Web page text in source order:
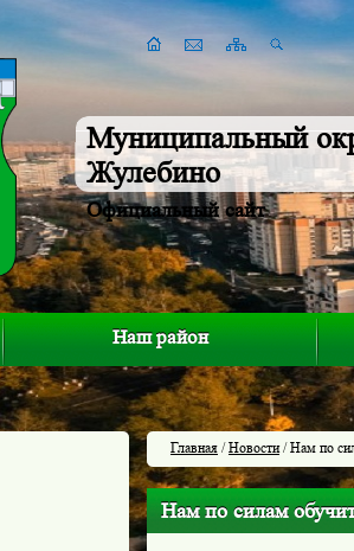
Муниципальный
Жулебино
Официальный сайт
Наш район
Главная /Новости/ Нам по
Нам по силам